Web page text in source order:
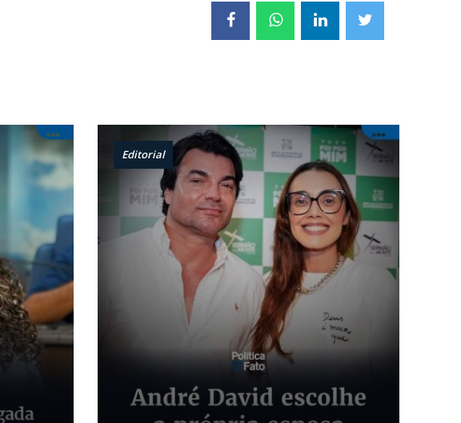
Editorial